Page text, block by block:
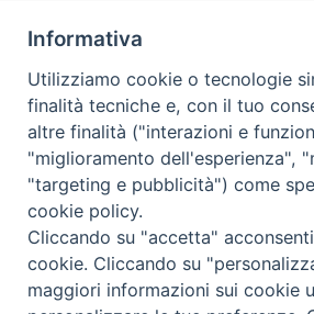
Informativa
Utilizziamo cookie o tecnologie
finalità tecniche e, con il tuo
altre finalità ("interazioni e
"miglioramento dell'esperienza",
"targeting e pubblicità") come
cookie policy.
Cliccando su "accetta"
cookie. Cliccando su
maggiori informazioni sui cookie